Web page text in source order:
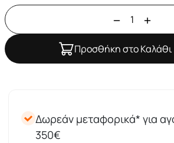
Προσθήκη στο Καλάθι
Δωρεάν μεταφορικά* για
350€